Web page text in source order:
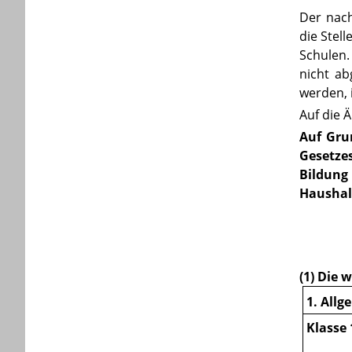
Der
die
nicht
werden,
Auf die
Auf
(1) Die
1.
Klasse